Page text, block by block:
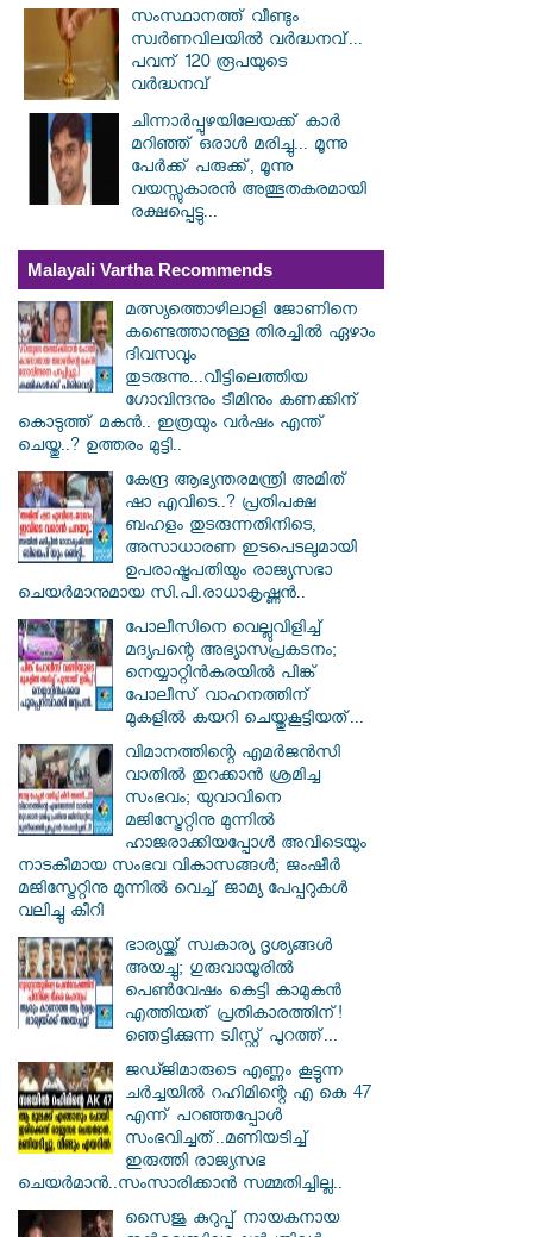
സംസ്ഥാനത്ത് വീണ്ടും
സ്വർണവിലയിൽ വർദ്ധനവ്...
പവന് 120 രൂപയുടെ
വർദ്ധനവ്
ചിന്നാർപ്പുഴയിലേയക്ക് കാർ
മറിഞ്ഞ് ഒരാൾ മരിച്ചു... മൂന്നു
പേർക്ക് പരുക്ക്, മൂന്നു
വയസ്സുകാരൻ അത്ഭുതകരമായി
രക്ഷപ്പെട്ടു...
Malayali Vartha Recommends
മത്സ്യത്തൊഴിലാളി ജോണിനെ
കണ്ടെത്താനുള്ള തിരച്ചിൽ ഏഴാം
ദിവസവും
തുടരുന്നു...വീട്ടിലെത്തിയ
ഗോവിന്ദനും ടീമിനും കണക്കിന്
കൊടുത്ത് മകൻ.. ഇത്രയും വർഷം എന്ത്
ചെയ്തു..? ഉത്തരം മുട്ടി..
കേന്ദ്ര ആഭ്യന്തരമന്ത്രി അമിത്
ഷാ എവിടെ..? പ്രതിപക്ഷ
ബഹളം തുടരുന്നതിനിടെ,
അസാധാരണ ഇടപെടലുമായി
ഉപരാഷ്ട്രപതിയും രാജ്യസഭാ
ചെയർമാനുമായ സി.പി.രാധാകൃഷ്ണൻ..
പോലീസിനെ വെല്ലുവിളിച്ച്
മദ്യപന്റെ അഭ്യാസപ്രകടനം;
നെയ്യാറ്റിൻകരയിൽ പിങ്ക്
പോലീസ് വാഹനത്തിന്
മുകളിൽ കയറി ചെയ്തുകൂട്ടിയത്...
വിമാനത്തിന്റെ എമർജൻസി
വാതിൽ തുറക്കാൻ ശ്രമിച്ച
സംഭവം; യുവാവിനെ
മജിസ്ട്രേറ്റിനു മുന്നിൽ
ഹാജരാക്കിയപ്പോൾ അവിടെയും
നാടകീമായ സംഭവ വികാസങ്ങൾ; ജംഷീർ
മജിസ്ട്രേറ്റിനു മുന്നിൽ വെച്ച് ജാമ്യ പേപ്പറുകൾ
വലിച്ചു കീറി
ഭാര്യയ്ക്ക് സ്വകാര്യ ദൃശ്യങ്ങൾ
അയച്ചു; ഗുരുവായൂരിൽ
പെൺവേഷം കെട്ടി കാമുകൻ
എത്തിയത് പ്രതികാരത്തിന്!
ഞെട്ടിക്കുന്ന ട്വിസ്റ്റ് പുറത്ത്...
ജഡ്ജിമാരുടെ എണ്ണം കൂട്ടുന്ന
ചർച്ചയിൽ റഹിമിന്റെ എ കെ 47
എന്ന് പറഞ്ഞപ്പോൾ
സംഭവിച്ചത്..മണിയടിച്ച്
ഇരുത്തി രാജ്യസഭ
ചെയർമാൻ..സംസാരിക്കാൻ സമ്മതിച്ചില്ല..
സൈജു കുറുപ്പ് നായകനായ